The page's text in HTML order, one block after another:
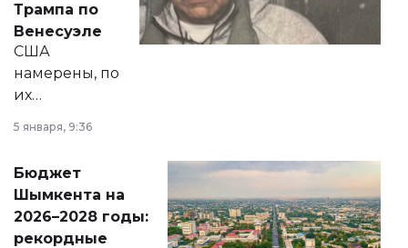
личного здоровья.
Трампа по
Венесуэле
США
намерены, по
их
принести
народу
Венесуэлы.
5 января, 9:36
Бюджет
Шымкента на
2026–2028 годы:
рекордные